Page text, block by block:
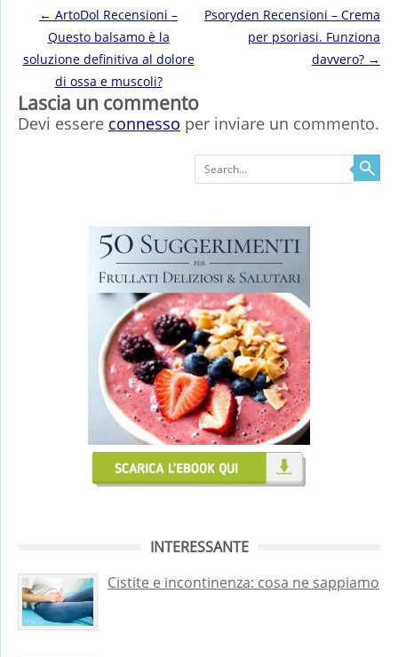
Post navigation
← ArtoDol Recensioni –
Questo balsamo è la
soluzione definitiva al dolore
di ossa e muscoli?
Psoryden Recensioni – Crema
per psoriasi. Funziona
davvero? →
Lascia un commento
Devi essere connesso per inviare un commento.
Search
INTERESSANTE
Cistite e incontinenza: cosa ne sappiamo